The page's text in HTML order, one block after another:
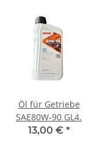
Öl für Getriebe
SAE80W-90 GL4.
13,00 € *